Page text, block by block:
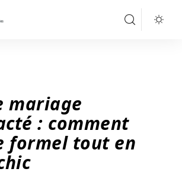
mariage
: comment
formel tout en